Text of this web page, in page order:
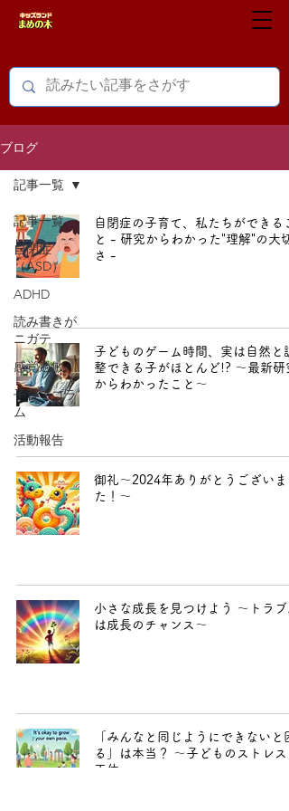
ブログ
記事一覧
自閉症
（ASD）
ADHD
読み書きが
ニガテ
感覚過敏
子育てコラ
ム
活動報告
記事一覧
自閉症の子育て、私たちができるこ
と - 研究からわかった"理解"の大切
さ -
子どものゲーム時間、実は自然と調
整できる子がほとんど!? ～最新研
からわかったこと～
御礼〜2024年ありがとうございま
た！〜
小さな成長を見つけよう ～トラブ
は成長のチャンス～
「みんなと同じようにできないと困
る」は本当？ ～子どものストレス
正体～